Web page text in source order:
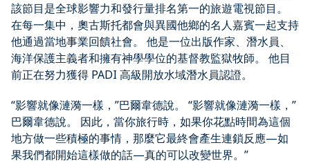
該節目是全球影響力和發行量排名第一的旅遊電視節目。
在每一集中，奧古斯托都會與異國他鄉的名人嘉賓一起支持
他通過當地事業回饋社會。 他是一位出版作家、潛水員、
海洋保護主義者和擁有神學學位的基督教監獄牧師。 他目
前正在努力獲得 PADI 高級開放水域潛水員認證。
“影響就像漣漪一樣，”巴爾韋德說。 “影響就像漣漪一樣，”
巴爾韋德說。 因此，當你旅行時，如果你花點時間為這個
地方做一些積極的事情，那麼它最終會產生連鎖反應—如
果我們都開始這樣做的話—真的可以改變世界。”